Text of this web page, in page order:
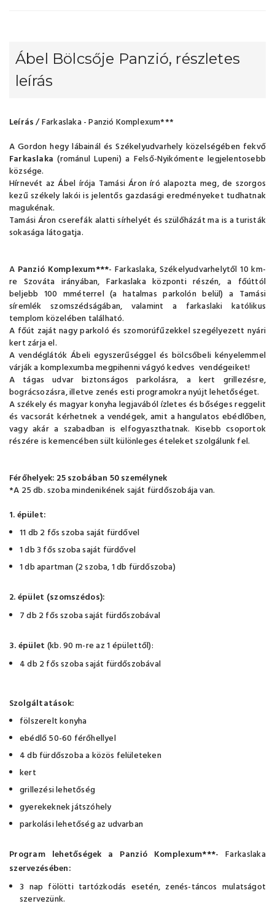
Ábel Bölcsője Panzió, részletes
leírás
Leírás/ Farkaslaka - Panzió Komplexum***
A Gordon hegy lábainál és Székelyudvarhely közelségében fekvő
Farkaslaka(románul Lupeni) a Felső-Nyikómente legjelentosebb
községe.
Hírnevét az Ábel írója Tamási Áron író alapozta meg, de szorgos
kezű székely lakói is jelentős gazdasági eredményeket tudhatnak
magukénak.
Tamási Áron cserefák alatti sírhelyét és szülőházát ma is a turisták
sokasága látogatja.
A Panzió Komplexum***- Farkaslaka, Székelyudvarhelytől 10 km-
re Szováta irányában, Farkaslaka központi részén, a főúttól
beljebb 100 mméterrel (a hatalmas parkolón belül) a Tamási
síremlék szomszédságában, valamint a farkaslaki katólikus
templom közelében található.
A főút zaját nagy parkoló és szomorúfűzekkel szegélyezett nyári
kert zárja el.
A vendéglátók Ábeli egyszerűséggel és bölcsőbeli kényelemmel
várják a komplexumba megpihenni vágyó kedves vendégeiket!
A tágas udvar biztonságos parkolásra, a kert grillezésre,
bográcsozásra, illetve zenés esti programokra nyújt lehetőséget.
A székely és magyar konyha legjavából ízletes és bőséges reggelit
és vacsorát kérhetnek a vendégek, amit a hangulatos ebédlőben,
vagy akár a szabadban is elfogyaszthatnak. Kisebb csoportok
részére is kemencében sült különleges ételeket szolgálunk fel.
Férőhelyek: 25 szobában 50 személynek
*A 25 db. szoba mindenikének saját fürdőszobája van.
1. épület:
11 db 2 fős szoba saját fürdővel
1 db 3 fős szoba saját fürdővel
1 db apartman (2 szoba, 1 db fürdőszoba)
2. épület (szomszédos):
7 db 2 fős szoba saját fürdőszobával
3. épület (kb. 90 m-re az 1 épülettől):
4 db 2 fős szoba saját fürdőszobával
Szolgáltatások:
fölszerelt konyha
ebédlő 50-60 férőhellyel
4 db fürdőszoba a közös felületeken
kert
grillezési lehetőség
gyerekeknek játszóhely
parkolási lehetőség az udvarban
Program lehetőségek a Panzió Komplexum***- Farkaslaka
szervezésében:
3 nap fölötti tartózkodás esetén, zenés-táncos mulatságot
szervezünk.